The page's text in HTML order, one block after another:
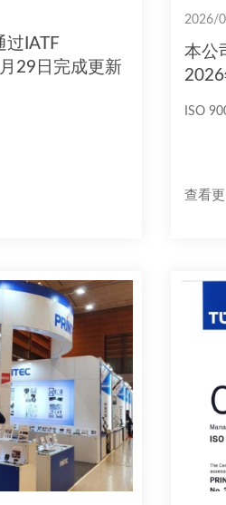
过IATF
29日完成更新
2026/
本公
ISO
查看